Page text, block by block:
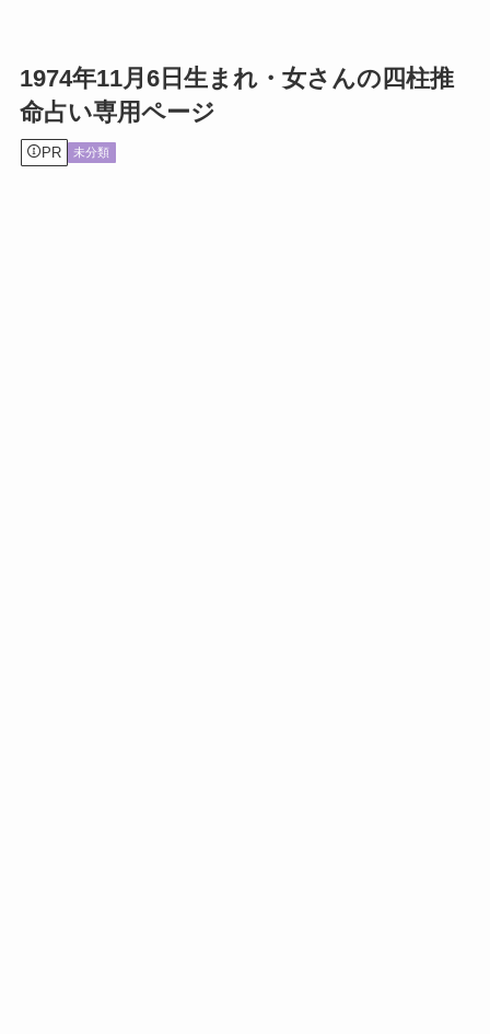
1974年11月6日生まれ・女さんの四柱推
命占い専用ページ
PR 未分類